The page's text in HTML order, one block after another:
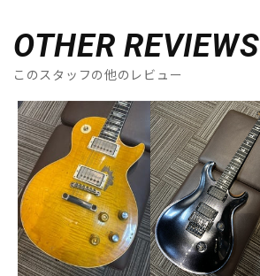
OTHER REVIEWS
このスタッフの他のレビュー